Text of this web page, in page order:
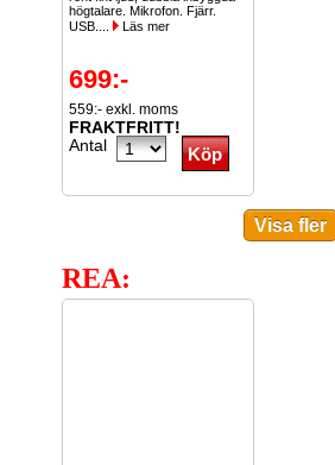
högtalare. Mikrofon. Fjärr.
USB....
Läs mer
699:-
559:- exkl. moms
FRAKTFRITT!
Antal
REA: